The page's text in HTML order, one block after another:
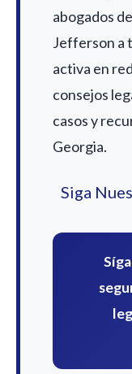
abogados
Jefferson a
activa en
consejos
casos y
Georgia.
Siga